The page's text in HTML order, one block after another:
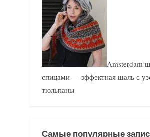
Amsterdam
спицами — эффектная шаль с
тюльпаны
Самые популярные